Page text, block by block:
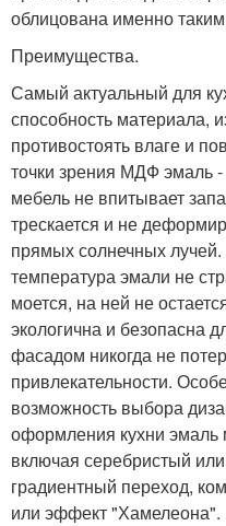
облицована именно
Преимущества.
Самый актуальный для
способность материала,
противостоять влаге и
точки зрения МДФ эмаль
мебель не впитывает
трескается и не
прямых солнечных
температура эмали не
моется, на ней не
экологична и безопасна
фасадом никогда не
привлекательности.
возможность выбора
оформления кухни эмаль
включая серебристый
градиентный переход,
или эффект "Хамелеона".